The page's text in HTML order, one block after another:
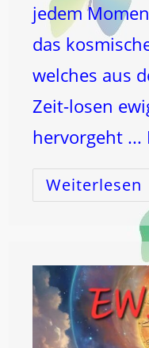
jedem
das
welches aus
Zeit-losen
hervorgeht ...
Weiterlesen